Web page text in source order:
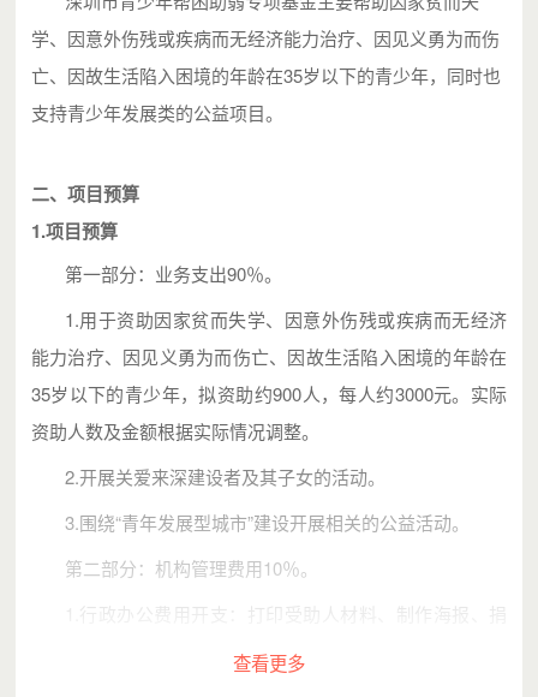
学、因意外伤残或疾病而无经济能力治疗、因见义勇为而伤
亡、因故生活陷入困境的年龄在35岁以下的青少年，同时也
支持青少年发展类的公益项目。
二、项目预算
1.项目预算
第一部分：业务支出90％。
1.用于资助因家贫而失学、因意外伤残或疾病而无经济
能力治疗、因见义勇为而伤亡、因故生活陷入困境的年龄在
35岁以下的青少年，拟资助约900人，每人约3000元。实际
资助人数及金额根据实际情况调整。
2.开展关爱来深建设者及其子女的活动。
3.围绕“青年发展型城市”建设开展相关的公益活动。
第二部分：机构管理费用10％。
1.行政办公费用开支：打印受助人材料、制作海报、捐
赠证书的制作以及各种材料文件的邮寄费用。
查看更多